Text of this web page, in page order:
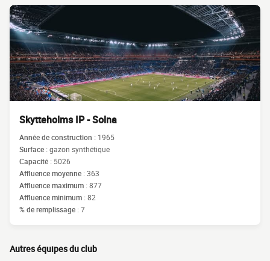
Skytteholms IP - Solna
Année de construction : 1965
Surface :gazon synthétique
Capacité : 5026
Affluence moyenne :363
Affluence maximum :877
Affluence minimum :82
% de remplissage :7
Autres équipes du club